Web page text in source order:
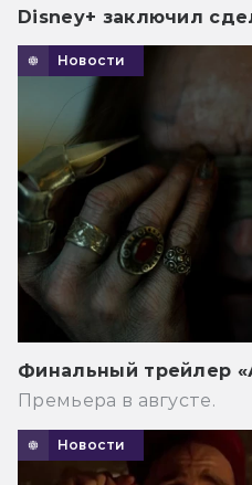
Disney+ заключил
Новости
Финальный трейлер
Премьера в августе.
Новости